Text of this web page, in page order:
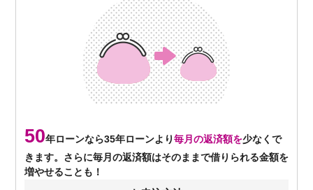
50年ローンなら35年ローンより毎月の返済額を少なくで
きます。さらに毎月の返済額はそのままで借りられる金額を
増やせることも！